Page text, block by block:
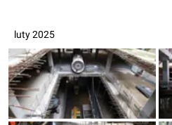
luty 2025